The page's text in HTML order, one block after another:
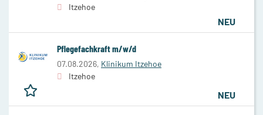
Itzehoe
NEU
Pflegefachkraft m/w/d
07.08.2026, Klinikum Itzehoe
Itzehoe
NEU